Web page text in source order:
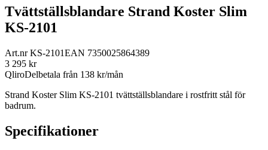
Tvättställsblandare Strand Koster Slim
KS-2101
Art.nrKS-2101EAN 7350025864389
3 295 kr
QliroDelbetala från 138 kr/mån
Strand Koster Slim KS-2101 tvättställsblandare i rostfritt stål för
badrum.
Specifikationer